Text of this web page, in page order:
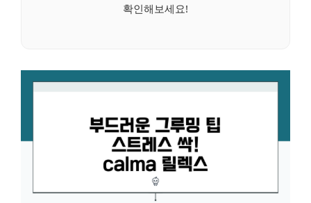
확인해보세요!